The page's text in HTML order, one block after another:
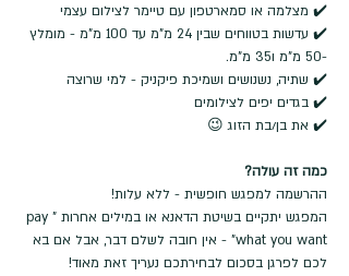
✔️ מצלמה או סמארטפון עם טיימר לצילום עצמי
✔️ עדשות בטווחים שבין 24 מ"מ עד 100 מ"מ - מומלץ
-50 מ"מ ו35 מ"מ.
✔️ שתיה, נשנושים ושמיכת פיקניק - למי שרוצה
✔️ בגדים יפים לצילומים
✔️ את בן/בת הזוג 😉
כמה זה עולה?
ההרשמה למפגש חופשית - ללא עלות!
המפגש יתקיים בשיטת הדאנא או במילים אחרות "pay
what you want" - אין חובה לשלם דבר, אבל אם בא
לכם לפרגן בסכום לבחירתכם נעריך זאת מאוד!